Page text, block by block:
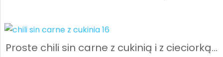
Proste chili sin carne z cukinią i z cieciorką…